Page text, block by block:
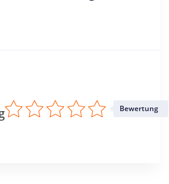
Bewertung